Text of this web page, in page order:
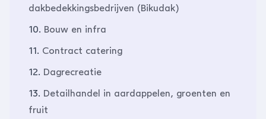
dakbedekkingsbedrijven (Bikudak)
10. Bouw en infra
11. Contract catering
12. Dagrecreatie
13. Detailhandel in aardappelen, groenten en
fruit